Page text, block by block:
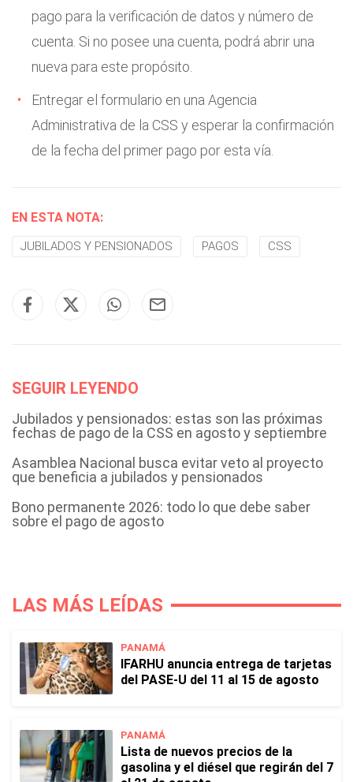
pago para la verificación de datos y número de
cuenta. Si no posee una cuenta, podrá abrir una
nueva para este propósito.
Entregar el formulario en una Agencia
Administrativa de la CSS y esperar la confirmación
de la fecha del primer pago por esta vía.
EN ESTA NOTA:
JUBILADOS Y PENSIONADOS PAGOS CSS
SEGUIR LEYENDO
Jubilados y pensionados: estas son las próximas
fechas de pago de la CSS en agosto y septiembre
Asamblea Nacional busca evitar veto al proyecto
que beneficia a jubilados y pensionados
Bono permanente 2026: todo lo que debe saber
sobre el pago de agosto
LAS MÁS LEÍDAS
PANAMÁ
IFARHU anuncia entrega de tarjetas
del PASE-U del 11 al 15 de agosto
PANAMÁ
Lista de nuevos precios de la
gasolina y el diésel que regirán del 7